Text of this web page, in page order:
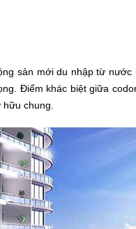
sản mới du nhập từ nước
Điểm khác biệt giữa
chung.